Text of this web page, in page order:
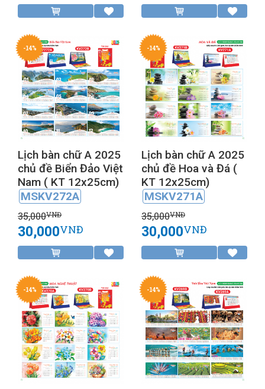
-14%
Lịch bàn chữ A 2025
chủ đề Biển Đảo Việt
Nam ( KT 12x25cm)
MSKV272A
35,000VNĐ
30,000VNĐ
-14%
Lịch bàn chữ A 2025
chủ đề Hoa và Đá (
KT 12x25cm)
MSKV271A
35,000VNĐ
30,000VNĐ
-14% -14%